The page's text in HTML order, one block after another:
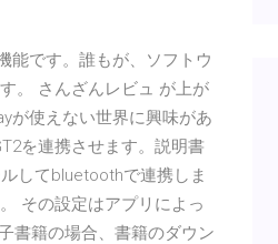
能です。誰もが、ソフトウ
。 さんざんレビュ が上が
が使えない世界に興味があ
を連携させます。説明書
してbluetoothで連携しま
その設定はアプリによっ
書籍の場合、書籍のダウン